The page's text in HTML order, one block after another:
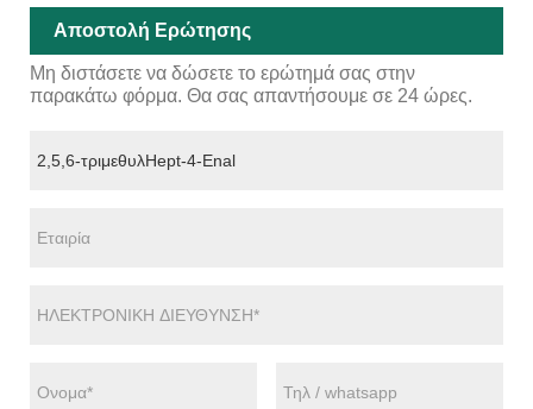
Αποστολή Ερώτησης
Μη διστάσετε να δώσετε το ερώτημά σας στην
παρακάτω φόρμα. Θα σας απαντήσουμε σε 24 ώρες.